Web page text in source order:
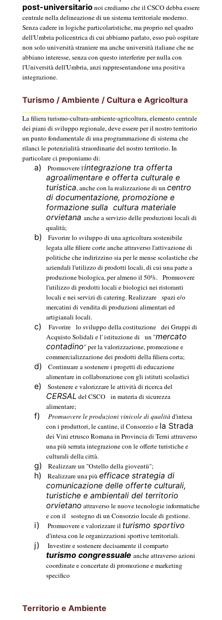
post-universitarionoi crediamo che il CSCO debba essere
centrale nella delineazione di un sistema territoriale moderno.
Senza cadere in logiche particolaristiche, ma proprio nel quadro
dell'Umbria policentrica di cui abbiamo parlato, esso può ospitare
non solo università straniere ma anche università italiane che ne
abbiano interesse, senza con questo interferire per nulla con
l'Università dell'Umbria, anzi rappresentandone una positiva
integrazione.
Turismo / Ambiente / Cultura e Agricoltura
La filiera turismo-cultura-ambiente-agricoltura, elemento centrale
dei piani di sviluppo regionale, deve essere per il nostro territorio
un punto fondamentale di una programmazione di sistema che
rilanci le potenzialità straordinarie del nostro territorio. In
particolare ci proponiamo di:
a) Promuovere l'integrazione tra offerta
agroalimentare e offerta culturale e
turistica, anche con la realizzazione di uncentro
di documentazione, promozione e
formazione sulla cultura materiale
orvietana anche a servizio delle produzioni locali di
qualità;
b)
Favorire lo sviluppo di una agricoltura sostenibile
legata alle filiere corte anche attraverso l'attivazione di
politiche che indirizzino sia per le mense scolastiche che
aziendali l'utilizzo di prodotti locali, di cui una parte a
produzione biologica, per almeno il 50%. Promuovere
l'utilizzo di prodotti locali e biologici nei ristoranti
locali e nei servizi di catering. Realizzare spazi e/o
mercatini di vendita di produzioni alimentari ed
artigianali locali.
c) Favorire lo sviluppo della costituzione dei Gruppi di
Acquisto Solidali e l' istituzione di
un "mercato
contadino" per la valorizzazione, promozione e
commercializzazione dei prodotti della filiera corta;
d)
Continuare a sostenere i progetti di educazione
alimentare in collaborazione con gli istituti scolastici
e) Sostenere e valorizzare le attività di ricerca del
CERSAL del CSCO in materia di sicurezza
alimentare;
f) Promuovere le produzioni vinicole di qualità d'intesa
con i produttori, le cantine, il Consorzio e la Strada
dei Vini etrusco Romana in Provincia di Terni attraverso
una più serrata integrazione con le offerte turistiche e
culturali della città.
g) Realizzare un "Ostello della gioventù";
h) Realizzare una più efficace strategia di
comunicazione delle offerte culturali,
turistiche e ambientali del territorio
orvietano attraverso le nuove tecnologie informatiche
e con il sostegno di un Consorzio locale di gestione.
i) Promuovere e valorizzare il turismo sportivo
d'intesa con le organizzazioni sportive territoriali.
j) Investire e sostenere decisamente il comparto
turismo congressuale anche attraverso azioni
coordinate e concertate di promozione e marketing
specifico
Territorio e Ambiente